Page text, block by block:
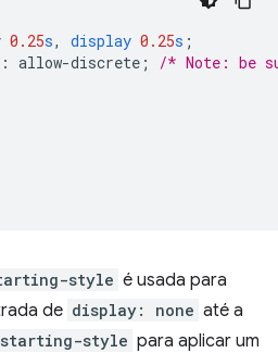
0.25s, display 0.25s ;
: allow-discrete ;
/* Note: be
style é usada para
de display: none até a
style para aplicar um